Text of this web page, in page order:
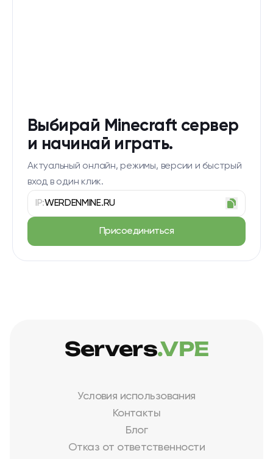
Выбирай Minecraft сервер
и начинай играть.
Актуальный онлайн, режимы, версии и быстрый
вход в один клик.
IP:WERDENMINE.RU
Присоединиться
Условия использования
Контакты
Блог
Отказ от ответственности
Servers.VPE